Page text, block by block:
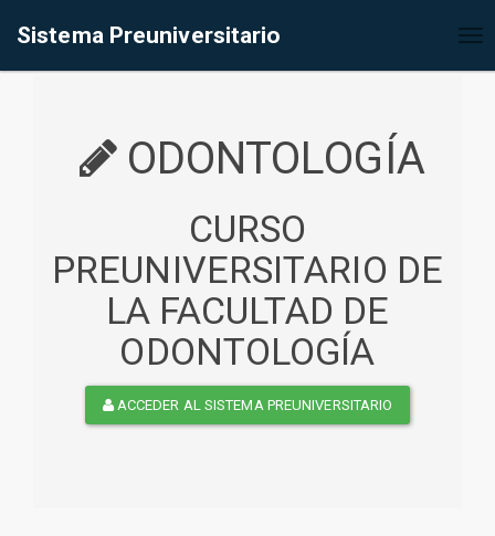
Sistema Preuniversitario
ODONTOLOGÍA
CURSO
PREUNIVERSITARIO DE
LA FACULTAD DE
ODONTOLOGÍA
ACCEDER AL SISTEMA PREUNIVERSITARIO